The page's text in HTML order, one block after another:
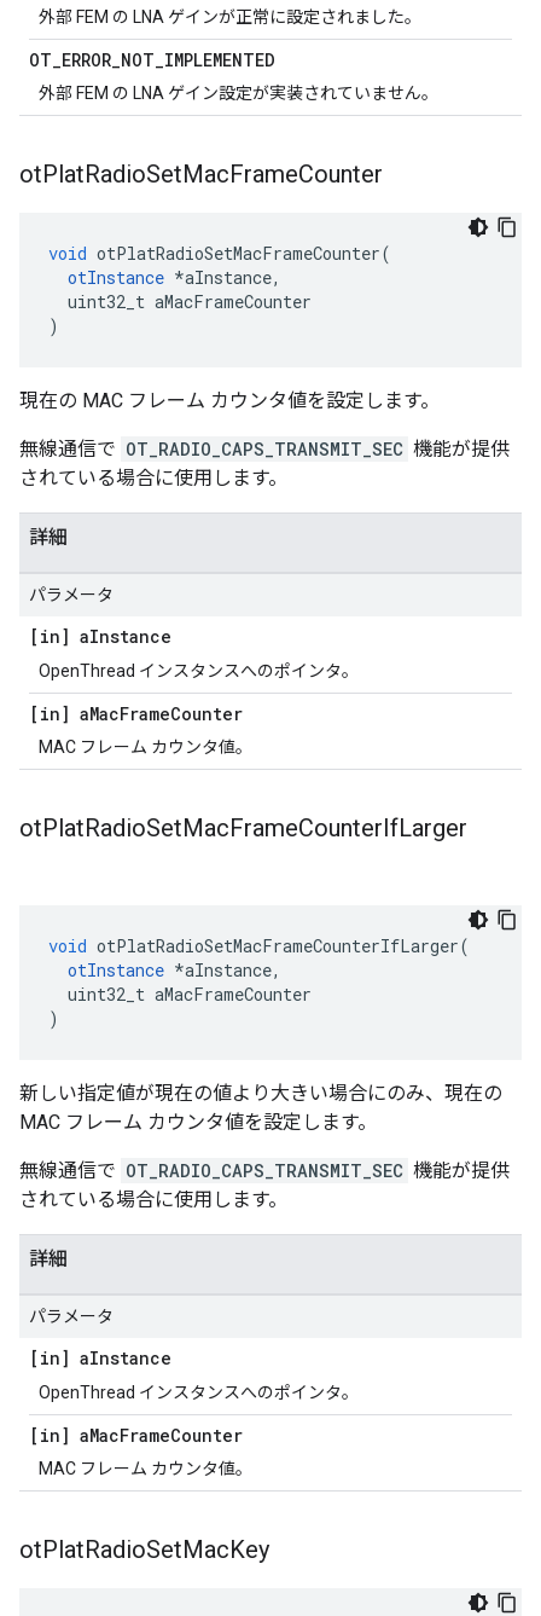
外部 FEM の LNA ゲインが正常に設定されました。
OT_ERROR_NOT_IMPLEMENTED
外部 FEM の LNA ゲイン設定が実装されていません。
otPlatRadioSetMacFrameCounter
void otPlatRadioSetMacFrameCounter(
otInstance *aInstance,
uint32_t aMacFrameCounter
)
現在の MAC フレーム カウンタ値を設定します。
無線通信で OT_RADIO_CAPS_TRANSMIT_SEC 機能が提供
されている場合に使用します。
詳細
パラメータ
[in] aInstance
OpenThread インスタンスへのポインタ。
[in] aMacFrameCounter
MAC フレーム カウンタ値。
otPlatRadioSetMacFrameCounterIfLarger
void otPlatRadioSetMacFrameCounterIfLarger(
otInstance *aInstance,
uint32_t aMacFrameCounter
)
新しい指定値が現在の値より大きい場合にのみ、現在の
MAC フレーム カウンタ値を設定します。
無線通信で OT_RADIO_CAPS_TRANSMIT_SEC 機能が提供
されている場合に使用します。
詳細
パラメータ
[in] aInstance
OpenThread インスタンスへのポインタ。
[in] aMacFrameCounter
MAC フレーム カウンタ値。
otPlatRadioSetMacKey